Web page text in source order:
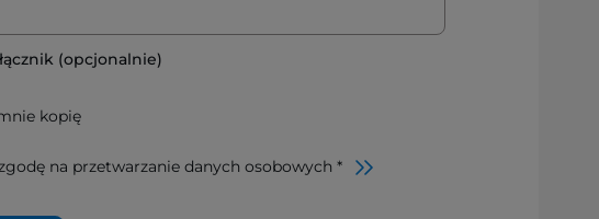
(opcjonalnie)
kopię
na przetwarzanie danych osobowych *